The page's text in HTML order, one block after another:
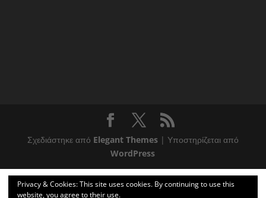
Σχεδιάστηκε από Elegant Themes| Υποστηρίζεται από
WordPress
Privacy & Cookies: This site uses cookies. By continuing to use this
website, you agree to their use.